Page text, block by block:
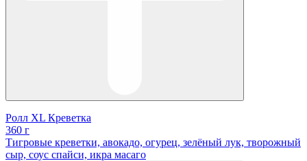
Ролл XL Креветка
360 г
Тигровые креветки, авокадо, огурец, зелёный лук, творожный
сыр, соус спайси, икра масаго